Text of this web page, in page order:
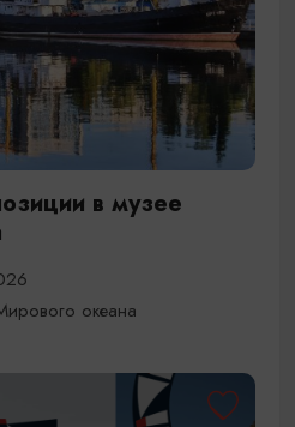
в музее
океана